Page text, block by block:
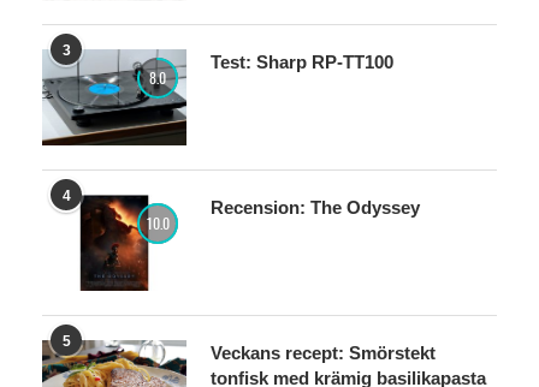
3
8.0
Test: Sharp RP-TT100
4
10.0
Recension: The Odyssey
5
Veckans recept: Smörstekt
tonfisk med krämig basilikapasta